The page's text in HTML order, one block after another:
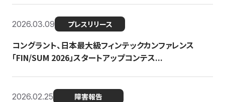
2026.03.09 プレスリリース
コングラント、日本最大級フィンテックカンファレンス
「FIN/SUM 2026」スタートアップコンテス...
2026.02.25 障害報告